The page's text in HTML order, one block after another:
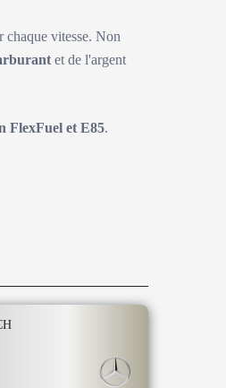
chaque vitesse. Non
et de l'argent
FlexFuel et E85.